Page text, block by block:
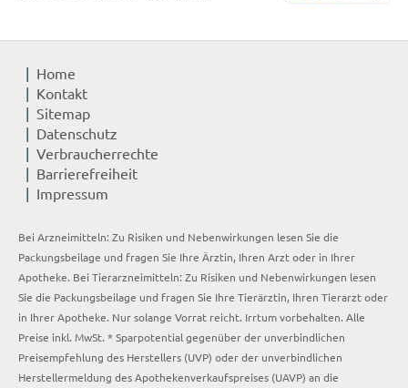
Home
Kontakt
Sitemap
Datenschutz
Verbraucherrechte
Barrierefreiheit
Impressum
Bei Arzneimitteln: Zu Risiken und Nebenwirkungen lesen Sie die
Packungsbeilage und fragen Sie Ihre Ärztin, Ihren Arzt oder in Ihrer
Apotheke. Bei Tierarzneimitteln: Zu Risiken und Nebenwirkungen lesen
Sie die Packungsbeilage und fragen Sie Ihre Tierärztin, Ihren Tierarzt oder
in Ihrer Apotheke. Nur solange Vorrat reicht. Irrtum vorbehalten. Alle
Preise inkl. MwSt. * Sparpotential gegenüber der unverbindlichen
Preisempfehlung des Herstellers (UVP) oder der unverbindlichen
Herstellermeldung des Apothekenverkaufspreises (UAVP) an die